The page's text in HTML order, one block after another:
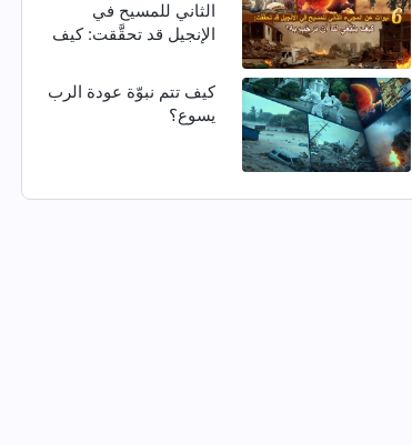
الثاني للمسيح في
الإنجيل قد تحقَّقت: كيف
كيف تتم نبوّة عودة الرب
يسوع؟